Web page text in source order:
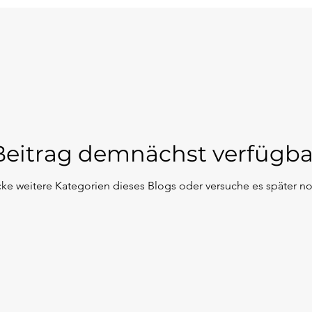
demnächst
weitere Kategorien dieses Blogs oder versuche es später